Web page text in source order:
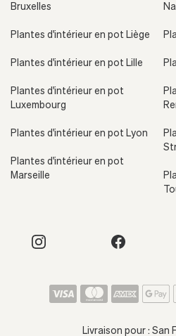
Bruxelles
Plantes d'intérieur en pot Liège
Plantes d'intérieur en pot Lille
Plantes d'intérieur en pot
Luxembourg
Plantes d'intérieur en pot Lyon
Plantes d'intérieur en pot
Marseille
Livraison pour : San